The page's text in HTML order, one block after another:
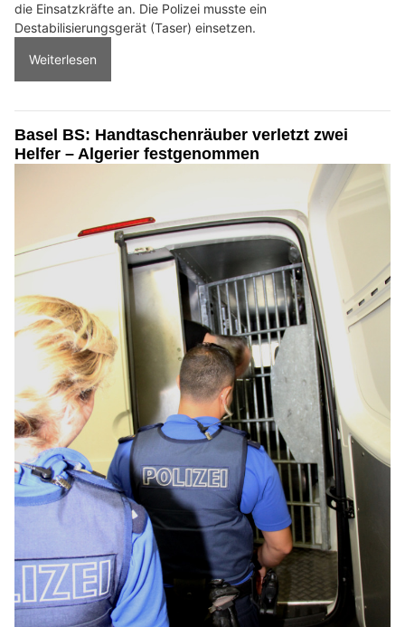
die Einsatzkräfte an. Die Polizei musste ein
Destabilisierungsgerät (Taser) einsetzen.
Weiterlesen
Basel BS: Handtaschenräuber verletzt zwei
Helfer – Algerier festgenommen